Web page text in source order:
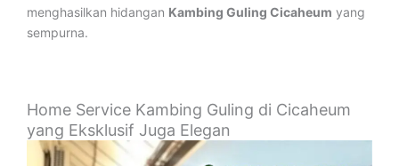
menghasilkan hidangan Kambing Guling Cicaheum yang
sempurna.
Home Service Kambing Guling di Cicaheum
yang Eksklusif Juga Elegan